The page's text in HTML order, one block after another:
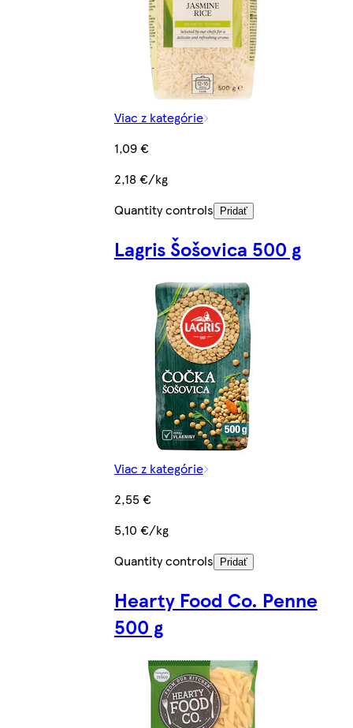
Viac z kategórie
1,09 €
2,18 €/kg
Quantity controls
Pridať
Lagris Šošovica 500 g
Viac z kategórie
2,55 €
5,10 €/kg
Quantity controls
Pridať
Hearty Food Co. Penne
500 g